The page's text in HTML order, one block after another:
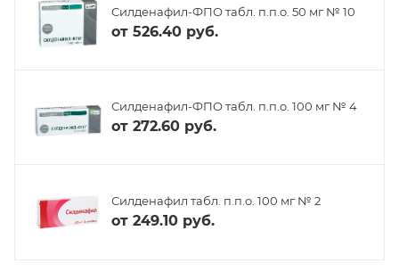
Силденафил-ФПО табл. п.п.о. 50 мг № 10
от 526.40 руб.
Силденафил-ФПО табл. п.п.о. 100 мг № 4
от 272.60 руб.
Силденафил табл. п.п.о. 100 мг № 2
от 249.10 руб.